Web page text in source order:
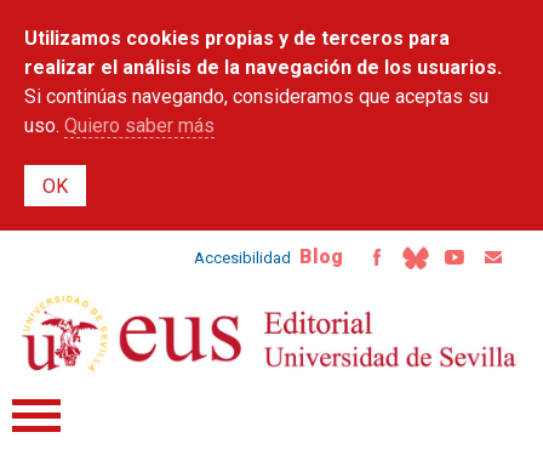
contenido
principal
Utilizamos cookies propias y de terceros para
realizar el análisis de la navegación de los usuarios.
Si continúas navegando, consideramos que aceptas su
uso. Quiero saber más
Accesibilidad Blog